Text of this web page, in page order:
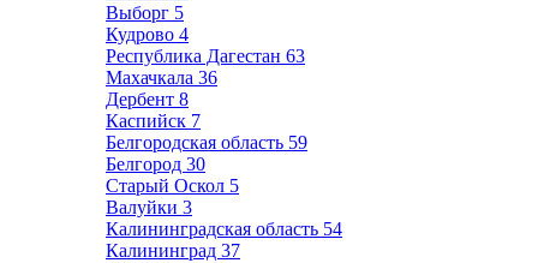
Выборг 5
Кудрово 4
Республика Дагестан 63
Махачкала 36
Дербент 8
Каспийск 7
Белгородская область 59
Белгород 30
Старый Оскол 5
Валуйки 3
Калининградская область 54
Калининград 37